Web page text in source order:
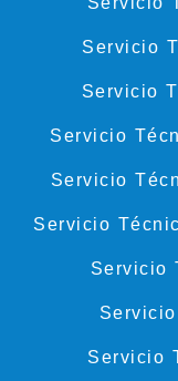
Servicio
Servicio
Servicio
Servicio
Servicio
Servicio
Servicio